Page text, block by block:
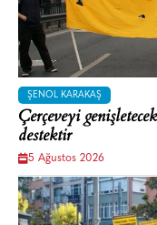
ŞENOL KARAKAŞ
Çerçeveyi
destektir
5 Ağustos 2026